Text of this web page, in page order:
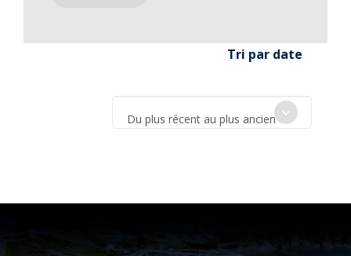
Tri par date
Du plus récent au plus ancien